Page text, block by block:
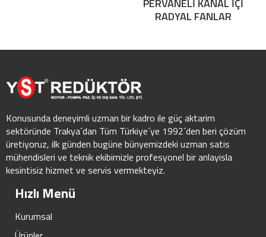
PERVANELİ KANAL İÇİ
RADYAL FANLAR
Konusunda deneyimli uzman bir kadro ile güç aktarim
sektöründe Trakya´dan Tüm Türkiye´ye 1992´den beri çözüm
üretiyoruz, ilk günden bugüne bünyemizdeki uzman satis
mühendisleri ve teknik ekibimizle profesyonel bir anlayisla
kesintisiz hizmet ve servis vermekteyiz.
Hızlı Menü
Kurumsal